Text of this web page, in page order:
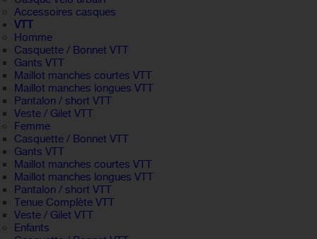
Accessoires casques
VTT
Homme
Casquette / Bonnet VTT
Gants VTT
Maillot manches courtes VTT
Maillot manches longues VTT
Pantalon / short VTT
Veste / Gilet VTT
Femme
Casquette / Bonnet VTT
Gants VTT
Maillot manches courtes VTT
Maillot manches longues VTT
Pantalon / short VTT
Tenue Complète VTT
Veste / Gilet VTT
Enfants